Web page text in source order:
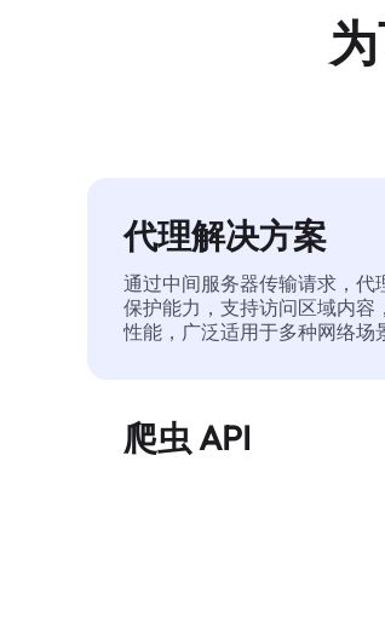
代理解决方案
通过中间服务器传输请求，代
保护能力，支持访问区域内容
性能，广泛适用于多种网络场
爬虫 API